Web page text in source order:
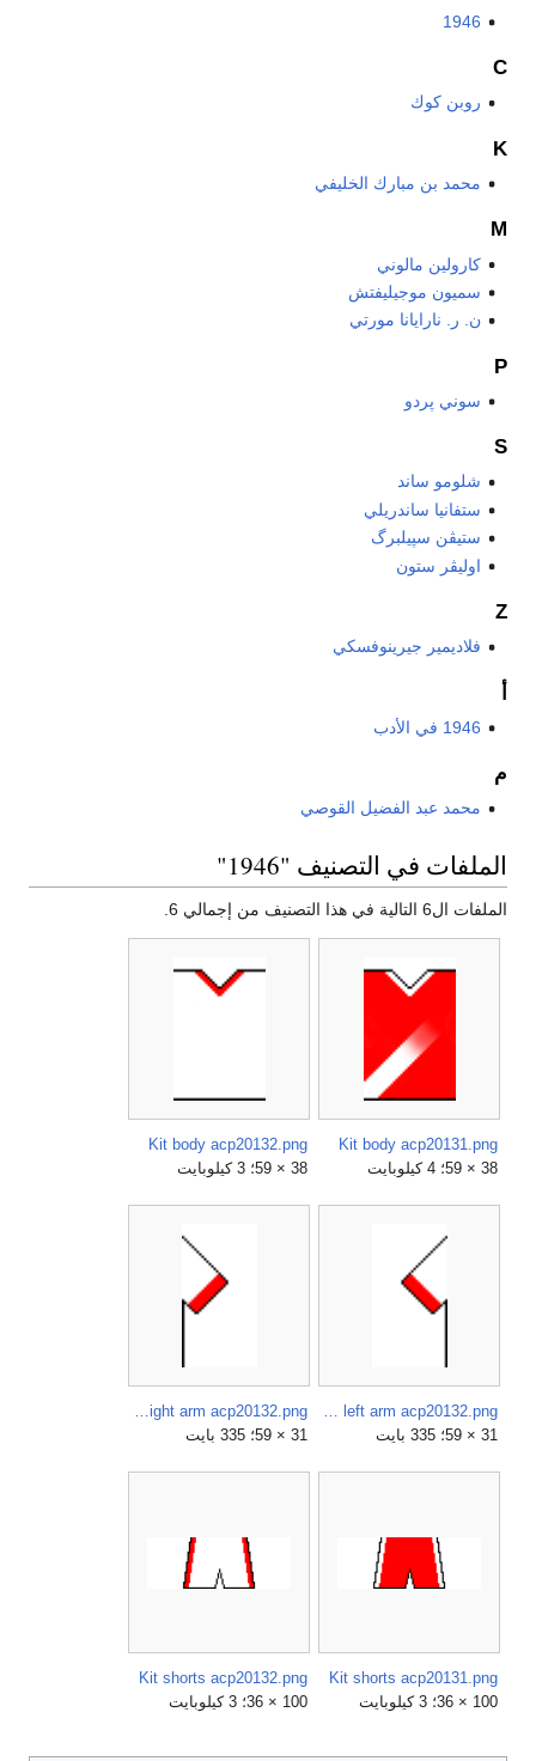
1946
C
روبن كوك
K
محمد بن مبارك الخليفي
M
كارولين مالوني
سميون موجيليفتش
ن. ر. نارايانا مورتي
P
سوني پردو
S
شلومو ساند
ستفانيا ساندريلي
ستيڤن سپيلبرگ
اوليڤر ستون
Z
فلاديمير جيرينوفسكي
1946 في الأدب
م
محمد عبد الفضيل القوصي
الملفات في التصنيف "1946"
الملفات ال6 التالية في هذا التصنيف من إجمالي 6.
Kit body acp20131.png
38 × 59؛ 4 كيلوبايت
Kit body acp20132.png
38 × 59؛ 3 كيلوبايت
Kit left arm acp20132.png
31 × 59؛ 335 بايت
Kit right arm acp20132.png
31 × 59؛ 335 بايت
Kit shorts acp20131.png
100 × 36؛ 3 كيلوبايت
Kit shorts acp20132.png
100 × 36؛ 3 كيلوبايت